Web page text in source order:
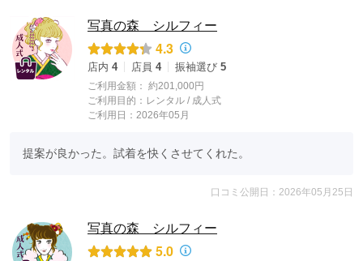
写真の森 シルフィー
4.3
店内 4 店員 4 振袖選び 5
ご利用金額： 約201,000円
ご利用目的： レンタル / 成人式
ご利用日：2026年05月
提案が良かった。試着を快くさせてくれた。
口コミ公開日：2026年05月25日
写真の森 シルフィー
5.0